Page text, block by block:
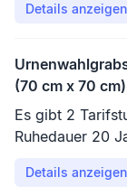
Details anzeigen
(70 cm x 70 cm)
Es gibt 2
Ruhedauer 20
Details anzeigen